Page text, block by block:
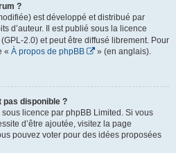
?
est développé et distribué par
d’auteur. Il est publié sous la licence
2.0) et peut être diffusé librement. Pour
« À propos de phpBB » (en anglais).
pas disponible ?
licence par phpBB Limited. Si vous
d’être ajoutée, visitez la page
pouvez voter pour des idées proposées